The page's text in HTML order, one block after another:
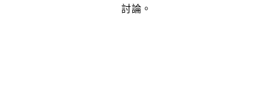
討論。